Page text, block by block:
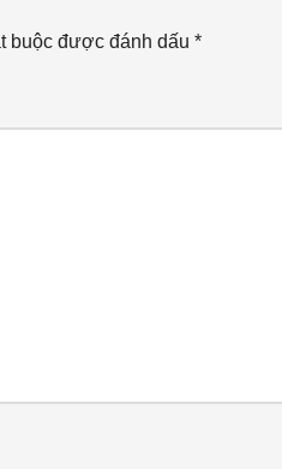
buộc được đánh dấu *